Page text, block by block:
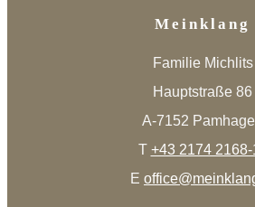
Meinklang
Familie Michlits
Hauptstraße 86
A-7152
T +43 2174 2168-
E